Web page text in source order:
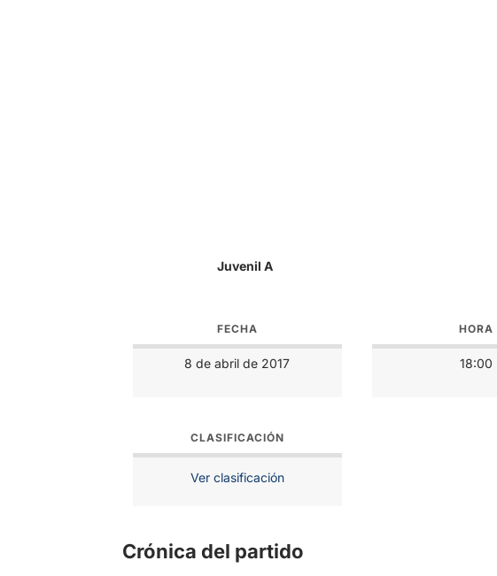
Juvenil A
FECHA
8 de abril de 2017
HORA
18:00
CLASIFICACIÓN
Ver clasificación
Crónica del partido